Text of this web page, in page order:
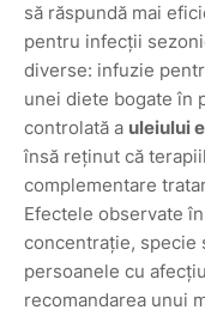
să răspundă mai
pentru infecții
diverse: infuzie
unei diete bogate în
controlată a uleiului
însă reținut că
complementare
Efectele observate
concentrație, specie
persoanele cu
recomandarea unui